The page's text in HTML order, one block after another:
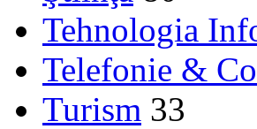
Tehnologia
Telefonie &
Turism 33